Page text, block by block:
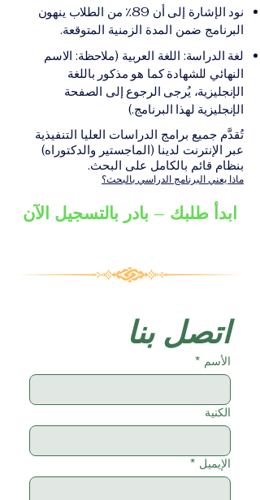
الإلكترونيقد يُطلب تقديم
مستندات إضافية حسب
البرنامج والمؤسسة التعليمية
الأكاديمية المناسبة للبرنامج،
والتي تصدر عن المؤسسة
التعليمية المسؤولة عن تقديم
البرنامج ضمن شبكة VBNN
Smart Education Group.
نود الإشارة إلى أن 89٪ من الطلاب ينهون
البرنامج ضمن المدة الزمنية المتوقعة.
لغة الدراسة: اللغة العربية (ملاحظة: الاسم
النهائي للشهادة كما هو مذكور باللغة
الإنجليزية، يُرجى الرجوع إلى الصفحة
الإنجليزية لهذا البرنامج.)
تُقدَّم جميع برامج الدراسات العليا التنفيذية
عبر الإنترنت لدينا (الماجستير والدكتوراه)
بنظام قائم بالكامل على البحث.
ماذا يعني البرنامج الدراسي بالبحث؟
ابدأ طلبك – بادر بالتسجيل الآن
اتصل بنا
الأسم *
الكنية
الإيميل *